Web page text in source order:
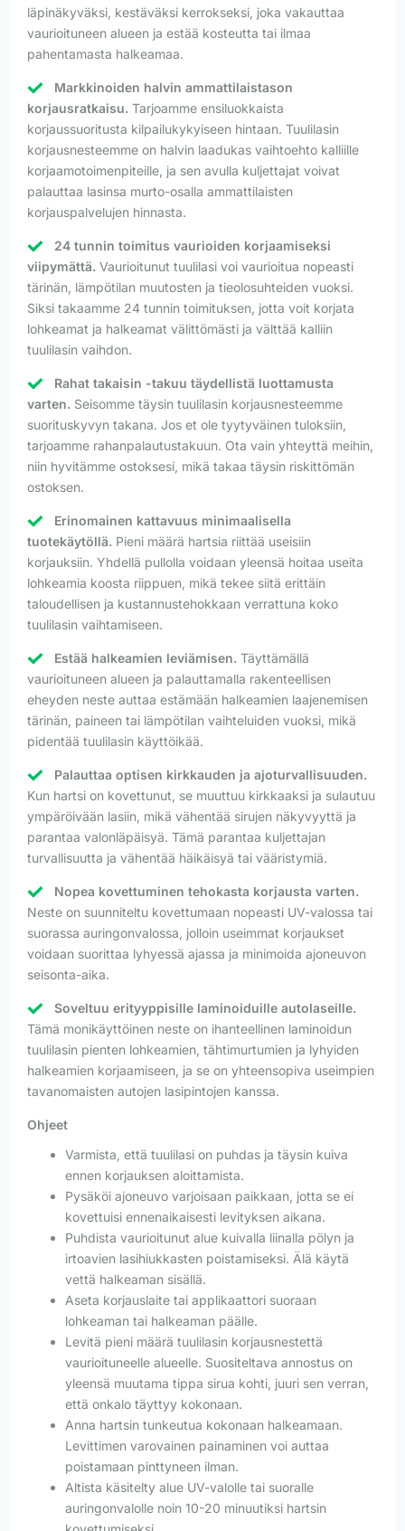
läpinäkyväksi, kestäväksi kerrokseksi, joka vakauttaa
vaurioituneen alueen ja estää kosteutta tai ilmaa
pahentamasta halkeamaa.
Markkinoiden halvin ammattilaistason
korjausratkaisu. Tarjoamme ensiluokkaista
korjaussuoritusta kilpailukykyiseen hintaan. Tuulilasin
korjausnesteemme on halvin laadukas vaihtoehto kalliille
korjaamotoimenpiteille, ja sen avulla kuljettajat voivat
palauttaa lasinsa murto-osalla ammattilaisten
korjauspalvelujen hinnasta.
24 tunnin toimitus vaurioiden korjaamiseksi
viipymättä. Vaurioitunut tuulilasi voi vaurioitua nopeasti
tärinän, lämpötilan muutosten ja tieolosuhteiden vuoksi.
Siksi takaamme 24 tunnin toimituksen, jotta voit korjata
lohkeamat ja halkeamat välittömästi ja välttää kalliin
tuulilasin vaihdon.
Rahat takaisin -takuu täydellistä luottamusta
varten. Seisomme täysin tuulilasin korjausnesteemme
suorituskyvyn takana. Jos et ole tyytyväinen tuloksiin,
tarjoamme rahanpalautustakuun. Ota vain yhteyttä meihin,
niin hyvitämme ostoksesi, mikä takaa täysin riskittömän
ostoksen.
Erinomainen kattavuus minimaalisella
tuotekäytöllä. Pieni määrä hartsia riittää useisiin
korjauksiin. Yhdellä pullolla voidaan yleensä hoitaa useita
lohkeamia koosta riippuen, mikä tekee siitä erittäin
taloudellisen ja kustannustehokkaan verrattuna koko
tuulilasin vaihtamiseen.
Estää halkeamien leviämisen. Täyttämällä
vaurioituneen alueen ja palauttamalla rakenteellisen
eheyden neste auttaa estämään halkeamien laajenemisen
tärinän, paineen tai lämpötilan vaihteluiden vuoksi, mikä
pidentää tuulilasin käyttöikää.
Palauttaa optisen kirkkauden ja ajoturvallisuuden.
Kun hartsi on kovettunut, se muuttuu kirkkaaksi ja sulautuu
ympäröivään lasiin, mikä vähentää sirujen näkyvyyttä ja
parantaa valonläpäisyä. Tämä parantaa kuljettajan
turvallisuutta ja vähentää häikäisyä tai vääristymiä.
Nopea kovettuminen tehokasta korjausta varten.
Neste on suunniteltu kovettumaan nopeasti UV-valossa tai
suorassa auringonvalossa, jolloin useimmat korjaukset
voidaan suorittaa lyhyessä ajassa ja minimoida ajoneuvon
seisonta-aika.
Soveltuu erityyppisille laminoiduille autolaseille.
Tämä monikäyttöinen neste on ihanteellinen laminoidun
tuulilasin pienten lohkeamien, tähtimurtumien ja lyhyiden
halkeamien korjaamiseen, ja se on yhteensopiva useimpien
tavanomaisten autojen lasipintojen kanssa.
Ohjeet
Varmista, että tuulilasi on puhdas ja täysin kuiva
ennen korjauksen aloittamista.
Pysäköi ajoneuvo varjoisaan paikkaan, jotta se ei
kovettuisi ennenaikaisesti levityksen aikana.
Puhdista vaurioitunut alue kuivalla liinalla pölyn ja
irtoavien lasihiukkasten poistamiseksi. Älä käytä
vettä halkeaman sisällä.
Aseta korjauslaite tai applikaattori suoraan
lohkeaman tai halkeaman päälle.
Levitä pieni määrä tuulilasin korjausnestettä
vaurioituneelle alueelle. Suositeltava annostus on
yleensä muutama tippa sirua kohti, juuri sen verran,
että onkalo täyttyy kokonaan.
Anna hartsin tunkeutua kokonaan halkeamaan.
Levittimen varovainen painaminen voi auttaa
poistamaan pinttyneen ilman.
Altista käsitelty alue UV-valolle tai suoralle
auringonvalolle noin 10-20 minuutiksi hartsin